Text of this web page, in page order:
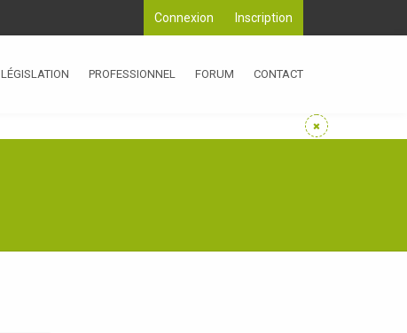
Inscription
Connexion
LÉGISLATION PROFESSIONNEL FORUM CONTACT